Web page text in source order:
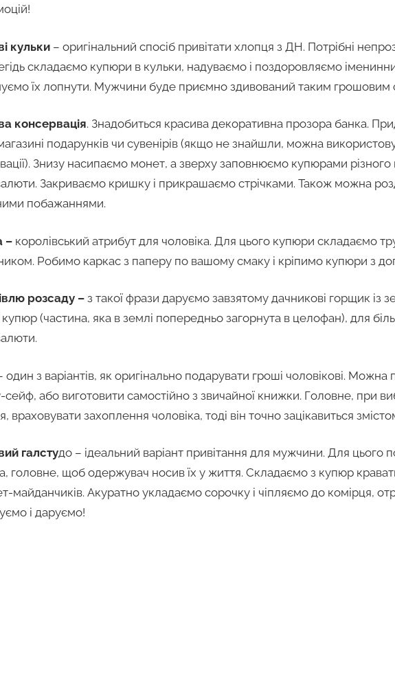
кульки – оригінальний спосіб привітати хлопця з ДН. Потрібні
складаємо купюри в кульки, надуваємо і поздоровляємо
їх лопнути. Мужчини буде приємно здивований таким грошовим
консервація. Знадобиться красива декоративна прозора банка.
подарунків чи сувенірів (якщо не знайшли, можна
Знизу насипаємо монет, а зверху заповнюємо купюрами
Закриваємо кришку і прикрашаємо стрічками. Також можна
побажаннями.
– королівський атрибут для чоловіка. Для цього купюри складаємо
Робимо каркас з паперу по вашому смаку і кріпимо купюри з
розсаду – з такої фрази даруємо завзятому дачникові горщик із
купюр (частина, яка в землі попередньо загорнута в целофан), для
один з варіантів, як оригінально подарувати гроші чоловікові. Можна
сейф, або виготовити самостійно з звичайної книжки. Головне, при
враховувати захоплення чоловіка, тоді він точно зацікавиться
галстудо – ідеальний варіант привітання для мужчини. Для цього
головне, щоб одержувач носив їх у життя. Складаємо з купюр
майданчиків. Акуратно укладаємо сорочку і чіпляємо до комірця,
і даруємо!